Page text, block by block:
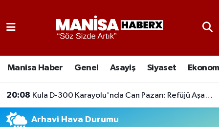
Manisa Haber Genel Asayiş Siyaset
20:08 Kula D-300 Karayolu'nda Can Pazarı: Refüjü Aşan Otomobil Karşı Şeride Geçti,
Arhavi Hava Durumu
Manisa Nöbetçi Eczaneler